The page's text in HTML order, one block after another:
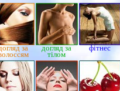
за догляд за
тілом
фітнес